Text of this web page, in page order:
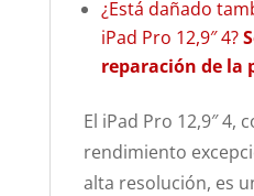
¿Está dañado
iPad Pro 12,9″ 4?
reparación de la
El iPad Pro 12,9″ 4,
rendimiento
alta resolución, es